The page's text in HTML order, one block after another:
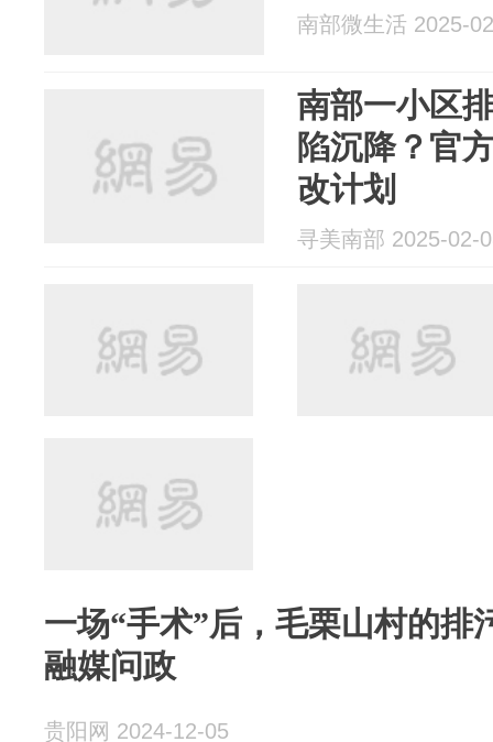
南部微生活 2025-
南部一小区
陷沉降？官
改计划
寻美南部 2025-02-
一场“手术”后，毛栗山村的排
融媒问政
贵阳网 2024-12-05